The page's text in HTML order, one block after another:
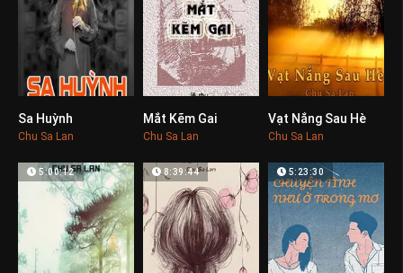
Sa Huỳnh
Chu Sa Lan
Mắt Kẽm Gai
Chu Sa Lan
Vạt Nắng Sau Hè
Chu Sa Lan
5:00:12 8:39:44 5:23:30